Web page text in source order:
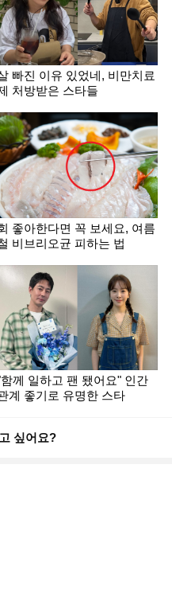
빠진 이유 있었네, 비만치료
처방받은 스타들
좋아한다면 꼭 보세요, 여름
비브리오균 피하는 법
께 일하고 팬 됐어요" 인간
계 좋기로 유명한 스타
싶어요?